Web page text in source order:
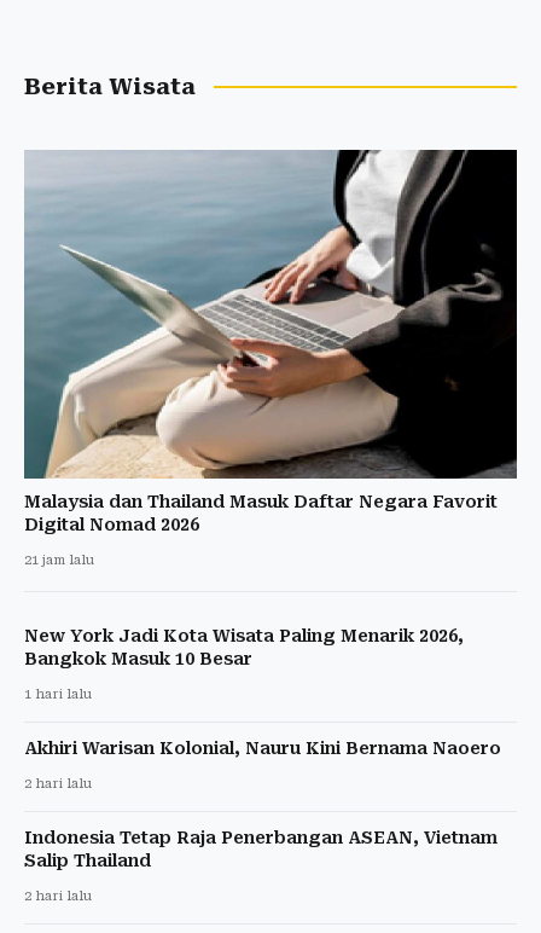
Berita Wisata
Malaysia dan Thailand Masuk Daftar Negara Favorit
Digital Nomad 2026
21 jam lalu
New York Jadi Kota Wisata Paling Menarik 2026,
Bangkok Masuk 10 Besar
1 hari lalu
Akhiri Warisan Kolonial, Nauru Kini Bernama Naoero
2 hari lalu
Indonesia Tetap Raja Penerbangan ASEAN, Vietnam
Salip Thailand
2 hari lalu